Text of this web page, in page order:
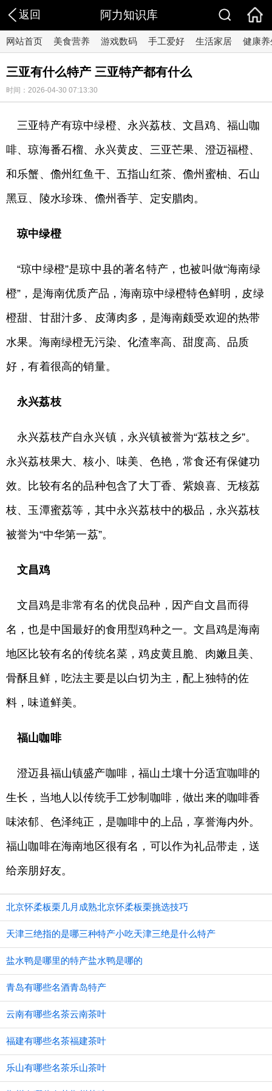
返回 阿力知识库
网站首页 美食营养 游戏数码 手工爱好 生活家居 健康养
三亚有什么特产 三亚特产都有什么
时间：2026-04-30 07:13:30
三亚特产有琼中绿橙、永兴荔枝、文昌鸡、福山咖
啡、琼海番石榴、永兴黄皮、三亚芒果、澄迈福橙、
和乐蟹、儋州红鱼干、五指山红茶、儋州蜜柚、石山
黑豆、陵水珍珠、儋州香芋、定安腊肉。
琼中绿橙
“琼中绿橙”是琼中县的著名特产，也被叫做“海南绿
橙”，是海南优质产品，海南琼中绿橙特色鲜明，皮绿
橙甜、甘甜汁多、皮薄肉多，是海南颇受欢迎的热带
水果。海南绿橙无污染、化渣率高、甜度高、品质
好，有着很高的销量。
永兴荔枝
永兴荔枝产自永兴镇，永兴镇被誉为“荔枝之乡”。
永兴荔枝果大、核小、味美、色艳，常食还有保健功
效。比较有名的品种包含了大丁香、紫娘喜、无核荔
枝、玉潭蜜荔等，其中永兴荔枝中的极品，永兴荔枝
被誉为“中华第一荔”。
文昌鸡
文昌鸡是非常有名的优良品种，因产自文昌而得
名，也是中国最好的食用型鸡种之一。文昌鸡是海南
地区比较有名的传统名菜，鸡皮黄且脆、肉嫩且美、
骨酥且鲜，吃法主要是以白切为主，配上独特的佐
料，味道鲜美。
福山咖啡
澄迈县福山镇盛产咖啡，福山土壤十分适宜咖啡的
生长，当地人以传统手工炒制咖啡，做出来的咖啡香
味浓郁、色泽纯正，是咖啡中的上品，享誉海内外。
福山咖啡在海南地区很有名，可以作为礼品带走，送
给亲朋好友。
北京怀柔板栗几月成熟北京怀柔板栗挑选技巧
天津三绝指的是哪三种特产小吃天津三绝是什么特产
盐水鸭是哪里的特产盐水鸭是哪的
青岛有哪些名酒青岛特产
云南有哪些名茶云南茶叶
福建有哪些名茶福建茶叶
乐山有哪些名茶乐山茶叶